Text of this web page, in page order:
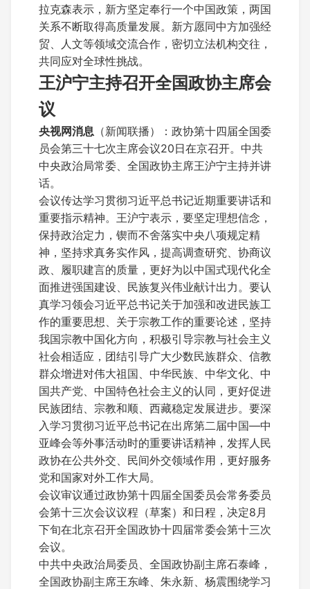
拉克森表示，新方坚定奉行一个中国政策，两国
关系不断取得高质量发展。新方愿同中方加强经
贸、人文等领域交流合作，密切立法机构交往，
共同应对全球性挑战。
王沪宁主持召开全国政协主席会
议
央视网消息 （新闻联播）：政协第十四届全国委
员会第三十七次主席会议20日在京召开。中共
中央政治局常委、全国政协主席王沪宁主持并讲
话。
会议传达学习贯彻习近平总书记近期重要讲话和
重要指示精神。王沪宁表示，要坚定理想信念，
保持政治定力，锲而不舍落实中央八项规定精
神，坚持求真务实作风，提高调查研究、协商议
政、履职建言的质量，更好为以中国式现代化全
面推进强国建设、民族复兴伟业献计出力。要认
真学习领会习近平总书记关于加强和改进民族工
作的重要思想、关于宗教工作的重要论述，坚持
我国宗教中国化方向，积极引导宗教与社会主义
社会相适应，团结引导广大少数民族群众、信教
群众增进对伟大祖国、中华民族、中华文化、中
国共产党、中国特色社会主义的认同，更好促进
民族团结、宗教和顺、西藏稳定发展进步。要深
入学习贯彻习近平总书记在出席第二届中国—中
亚峰会等外事活动时的重要讲话精神，发挥人民
政协在公共外交、民间外交领域作用，更好服务
党和国家对外工作大局。
会议审议通过政协第十四届全国委员会常务委员
会第十三次会议议程（草案）和日程，决定8月
下旬在北京召开全国政协十四届常委会第十三次
会议。
中共中央政治局委员、全国政协副主席石泰峰，
全国政协副主席王东峰、朱永新、杨震围绕学习